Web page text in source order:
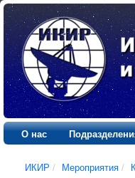
О нас
ИКИР / Мероприятия /